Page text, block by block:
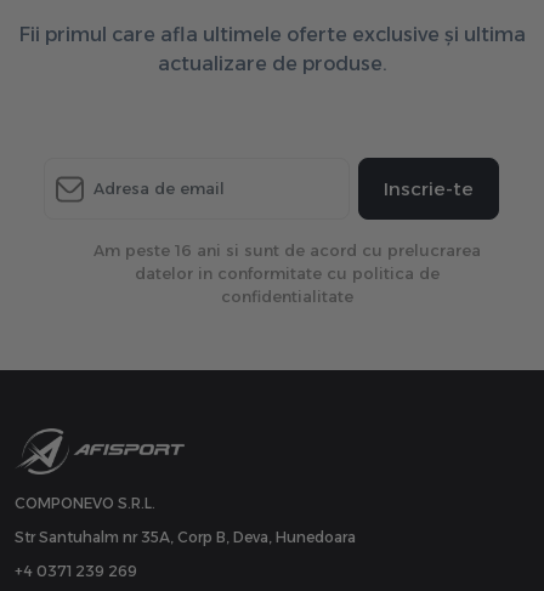
Fii primul care afla ultimele oferte exclusive și ultima
actualizare de produse.
Inscrie-te
Am peste 16 ani si sunt de acord cu prelucrarea
datelor in conformitate cu politica de
confidentialitate
COMPONEVO S.R.L.
Str Santuhalm nr 35A, Corp B, Deva, Hunedoara
+4 0371 239 269